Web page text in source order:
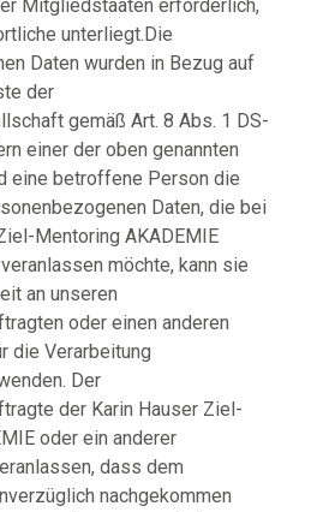
Mitgliedstaaten erforderlich,
unterliegt.Die
Daten wurden in Bezug auf
der
gemäß Art. 8 Abs. 1 DS-
einer der oben genannten
eine betroffene Person die
Daten, die bei
Mentoring AKADEMIE
möchte, kann sie
an unseren
oder einen anderen
die Verarbeitung
Der
der Karin Hauser Ziel-
oder ein anderer
dass dem
nachgekommen